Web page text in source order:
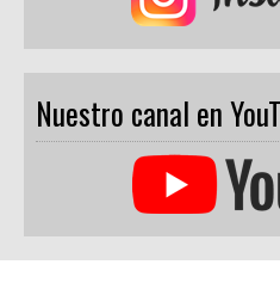
Nuestro canal en